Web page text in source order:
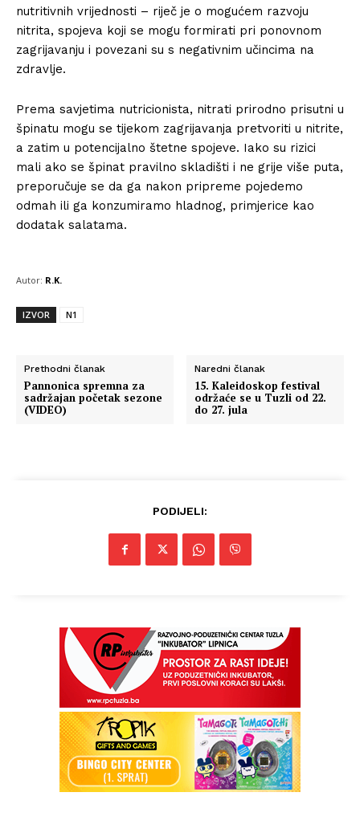
nutritivnih vrijednosti – riječ je o mogućem razvoju
nitrita, spojeva koji se mogu formirati pri ponovnom
zagrijavanju i povezani su s negativnim učincima na
zdravlje.
Prema savjetima nutricionista, nitrati prirodno prisutni u
špinatu mogu se tijekom zagrijavanja pretvoriti u nitrite,
a zatim u potencijalno štetne spojeve. Iako su rizici
mali ako se špinat pravilno skladišti i ne grije više puta,
preporučuje se da ga nakon pripreme pojedemo
odmah ili ga konzumiramo hladnog, primjerice kao
dodatak salatama.
Autor: R.K.
IZVOR N1
Prethodni članak
Pannonica spremna za
sadržajan početak sezone
(VIDEO)
Naredni članak
15. Kaleidoskop festival
održaće se u Tuzli od 22.
do 27. jula
PODIJELI: